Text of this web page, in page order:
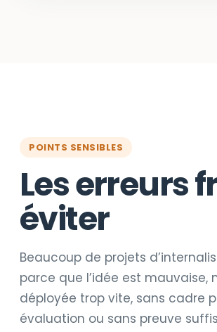
POINTS SENSIBLES
Les erreurs
éviter
Beaucoup de projets
parce que l’idée est mauvaise,
déployée trop vite, sans cadre
évaluation ou sans preuve